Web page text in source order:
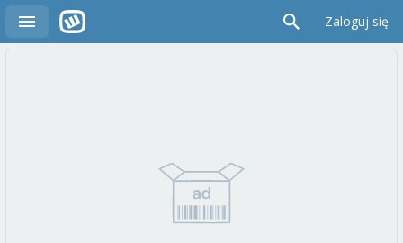
Zaloguj się